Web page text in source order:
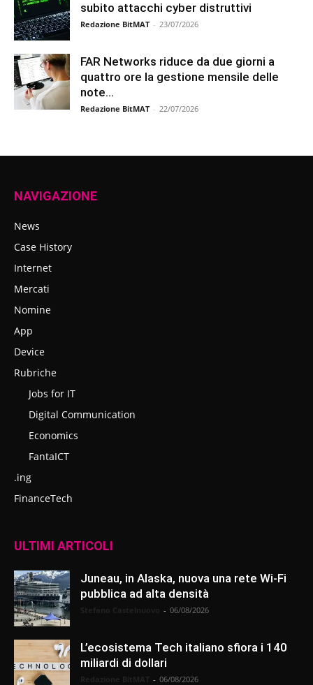
subito attacchi cyber distruttivi
Redazione BitMAT - 23/07/2026
FAR Networks riduce da due giorni a
quattro ore la gestione mensile delle
note...
Redazione BitMAT - 22/07/2026
NAVIGAZIONE
News
Case History
Internet
Mercati
Nomine
App
Device
Rubriche
Jobs for IT
Digital Communication
Economics
FantaICT
.ing
FinanceTech
ULTIMI ARTICOLI
Juneau, in Alaska, nuova una rete Wi-Fi
pubblica ad alta densità
- 06/08/2026
L’ecosistema Tech italiano sfiora i 140
miliardi di dollari
- 06/08/2026